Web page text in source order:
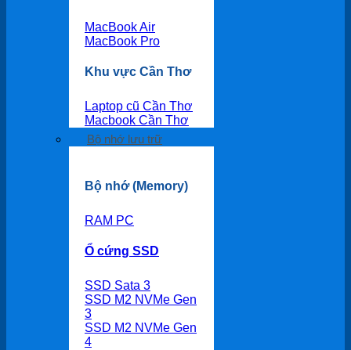
MacBook Air
MacBook Pro
Khu vực Cần Thơ
Laptop cũ Cần Thơ
Macbook Cần Thơ
Bộ nhớ lưu trữ
Bộ nhớ (Memory)
RAM PC
Ổ cứng SSD
SSD Sata 3
SSD M2 NVMe Gen
3
SSD M2 NVMe Gen
4